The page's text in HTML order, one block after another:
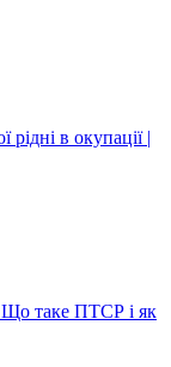
в окупації |
таке ПТСР і як